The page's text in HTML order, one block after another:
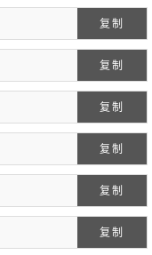
复制
复制
复制
复制
复制
复制